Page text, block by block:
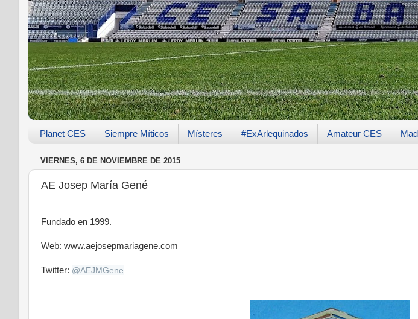
Planet CES Siempre Míticos Místeres #ExArlequinados Amateur CES
VIERNES, 6 DE NOVIEMBRE DE 2015
AE Josep María Gené
Fundado en 1999.
Web: www.aejosepmariagene.com
Twitter: @AEJMGene